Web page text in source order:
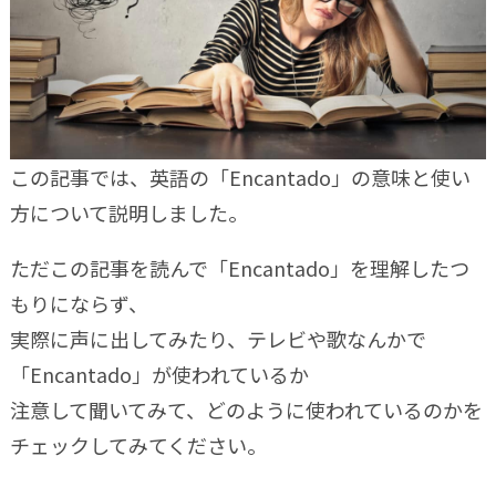
この記事では、英語の「Encantado」の意味と使い
方について説明しました。
ただこの記事を読んで「Encantado」を理解したつ
もりにならず、
実際に声に出してみたり、テレビや歌なんかで
「Encantado」が使われているか
注意して聞いてみて、どのように使われているのかを
チェックしてみてください。